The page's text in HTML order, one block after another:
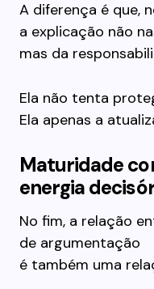
A diferença é que,
a explicação não
mas da
Ela não tenta
Ela apenas a
Maturidade
energia
No fim, a relação
de argumentação
é também uma